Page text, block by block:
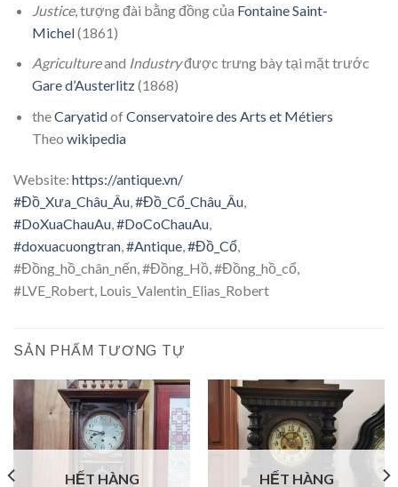
Justice, tượng đài bằng đồng của Fontaine Saint-
Michel(1861)
Agricultureand Industryđược trưng bày tại mặt trước
Gare d’Austerlitz(1868)
theCaryatidofConservatoire des Arts et Métiers
Theo wikipedia
Website: https://antique.vn/
#Đồ_Xưa_Châu_Âu #Đồ_Cổ_Châu_Âu
#DoXuaChauAu #DoCoChauAu
#doxuacuongtran #Antique #Đồ_Cổ
#Đồng_hồ_chân_nến, #Đồng_Hồ, #Đồng_hồ_cổ,
#LVE_Robert, Louis_Valentin_Elias_Robert
SẢN PHẨM TƯƠNG TỰ
HẾT HÀNG HẾT HÀNG